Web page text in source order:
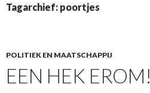
Tagarchief: poortjes
POLITIEK EN MAATSCHAPPIJ
EEN HEK EROM!